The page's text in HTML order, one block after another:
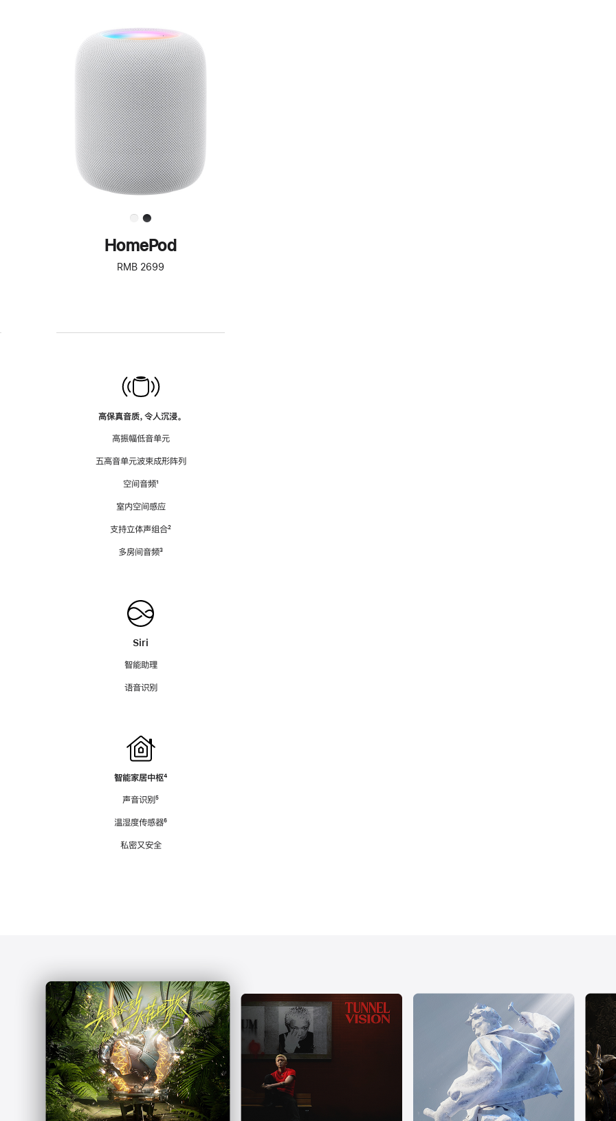
进
一
步
了
解
HomePod<
HomePod
RMB 2699
高保真音质，令人沉浸。
高振幅低音单元
五高音单元波束成形阵列
空间音频脚
¹
室内空间感应
支持立体声组合脚
²
多房间音频脚
³
Siri
智能助理
语音识别
智能家居中枢脚
⁴
声音识别脚
⁵
温湿度传感器脚
⁶
私密又安全